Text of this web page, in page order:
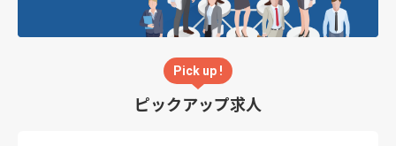
Pick up !
ピックアップ求人